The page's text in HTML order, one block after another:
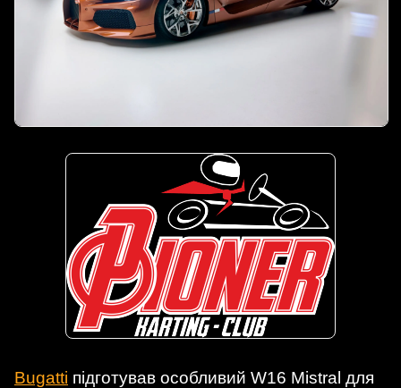
Bugatti підготував особливий W16 Mistral для